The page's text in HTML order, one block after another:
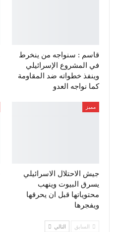
قاسم : سنواجه من ينخرط
في المشروع الإسرائيلي
وينفذ خطواته ضد المقاومة
كما نواجه العدو
مميز
جيش الاحتلال الاسرائيلي
يسرق البيوت وينهب
محتوياتها قبل ان يحرقها
ويفجرها
السابق التالي